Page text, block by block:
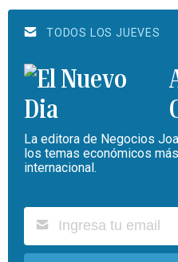
TODOS LOS JUEVES
La editora de Negocios
los temas económicos
internacional.